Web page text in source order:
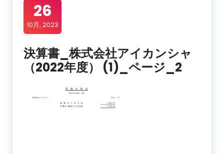
26
10月, 2023
決算書_株式会社アイカンシャ
（2022年度） (1)_ページ_2